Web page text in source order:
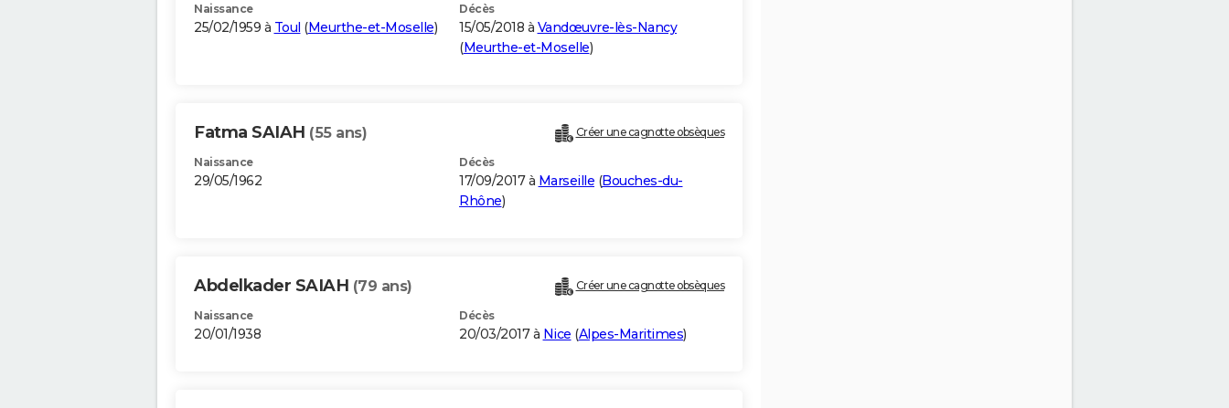
Naissance
25/02/1959 à Toul (Meurthe-et-Moselle)
Décès
15/05/2018 à Vandœuvre-lès-Nancy
(Meurthe-et-Moselle)
Fatma SAIAH (55 ans) Créer une cagnotte obsèques
Naissance
29/05/1962
Décès
17/09/2017 à Marseille (Bouches-du-
Rhône)
Abdelkader SAIAH (79 ans) Créer une cagnotte obsèques
Naissance
20/01/1938
Décès
20/03/2017 à Nice (Alpes-Maritimes)